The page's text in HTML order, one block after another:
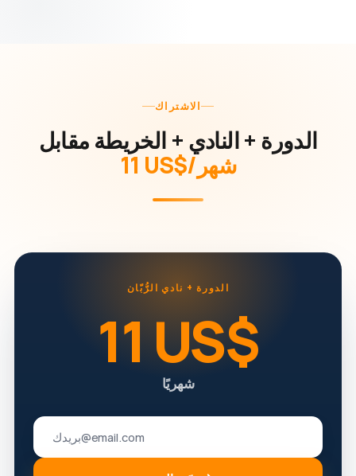
الاشتراك
الدورة + النادي + الخريطة مقابل
‏11 US$/شهر
الدورة + نادي الرُّبّان
‏11 US$
شهريًا